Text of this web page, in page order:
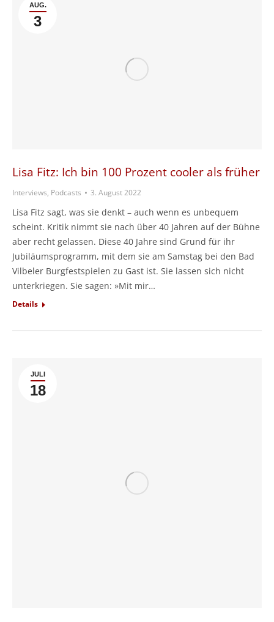
AUG.
3
Lisa Fitz: Ich bin 100 Prozent cooler als früher
Interviews, Podcasts 3. August 2022
Lisa Fitz sagt, was sie denkt – auch wenn es unbequem
scheint. Kritik nimmt sie nach über 40 Jahren auf der Bühne
aber recht gelassen. Diese 40 Jahre sind Grund für ihr
Jubiläumsprogramm, mit dem sie am Samstag bei den Bad
Vilbeler Burgfestspielen zu Gast ist. Sie lassen sich nicht
unterkriegen. Sie sagen: »Mit mir…
Details
JULI
18